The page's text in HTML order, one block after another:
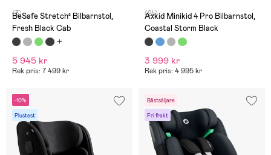
(3)
BeSafe Stretch² Bilbarnstol,
Fresh Black Cab
5 945 kr
Rek pris: 7 499 kr
(24)
Axkid Minikid 4 Pro Bilbarnstol,
Coastal Storm Black
3 999 kr
Rek pris: 4 995 kr
-10%
Plustest
Bästsäljare
Fri frakt